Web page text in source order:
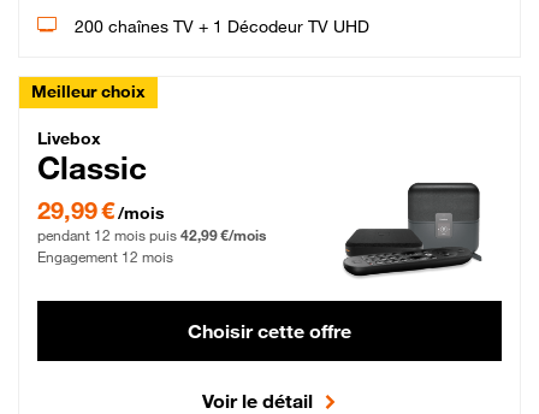
200 chaînes TV + 1 Décodeur TV UHD
Meilleur choix
Livebox Classic Fibre
Livebox
Classic
29,99 € par mois pendant 12 mois puis 42,99 € par mois, Engagement 12 mois
29,99 €/mois
pendant 12 mois puis 42,99 €/mois
Engagement 12 mois
Choisir cette offre
Voir le détail